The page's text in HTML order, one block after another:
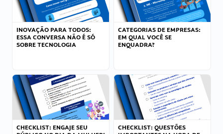
INOVAÇÃO PARA TODOS:
ESSA CONVERSA NÃO É SÓ
SOBRE TECNOLOGIA
CATEGORIAS DE EMPRESAS:
EM QUAL VOCÊ SE
ENQUADRA?
CHECKLIST: ENGAJE SEU
CHECKLIST: QUESTÕES